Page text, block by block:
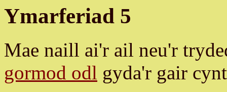
Ymarferiad 5
Mae naill ai'r ail neu'r
gormod odl gyda'r gair